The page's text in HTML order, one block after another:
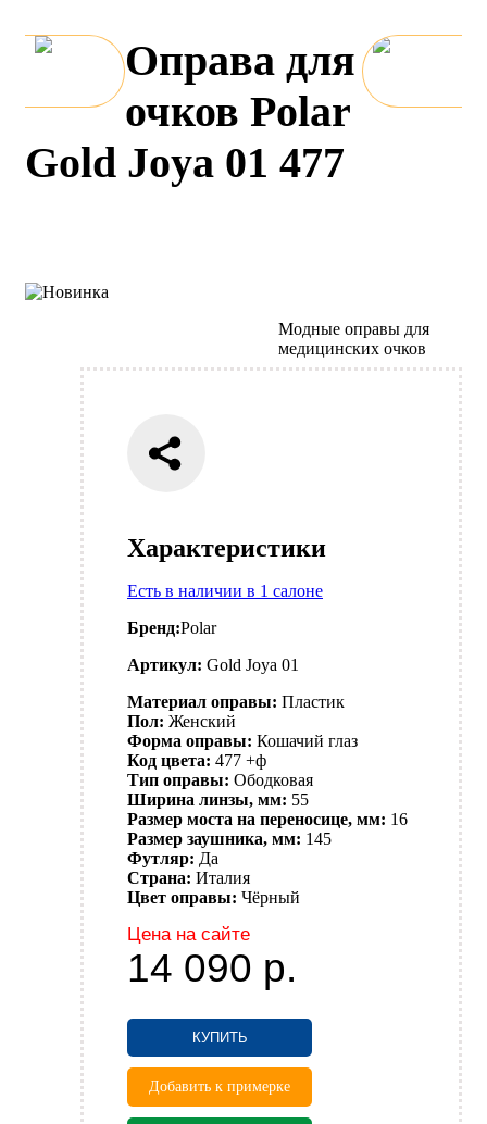
Оправа для
очков Polar
Gold Joya 01 477
Характеристики
Есть в наличии в 1 салоне
Бренд:Polar
Артикул: Gold Joya 01
Материал оправы: Пластик
Пол: Женский
Форма оправы: Кошачий глаз
Код цвета: 477 +ф
Тип оправы: Ободковая
Ширина линзы, мм: 55
Размер моста на переносице, мм: 16
Размер заушника, мм: 145
Футляр: Да
Страна: Италия
Цвет оправы: Чёрный
Цена на сайте
14 090 р.
КУПИТЬ
Добавить к примерке
Модные оправы для
медицинских очков